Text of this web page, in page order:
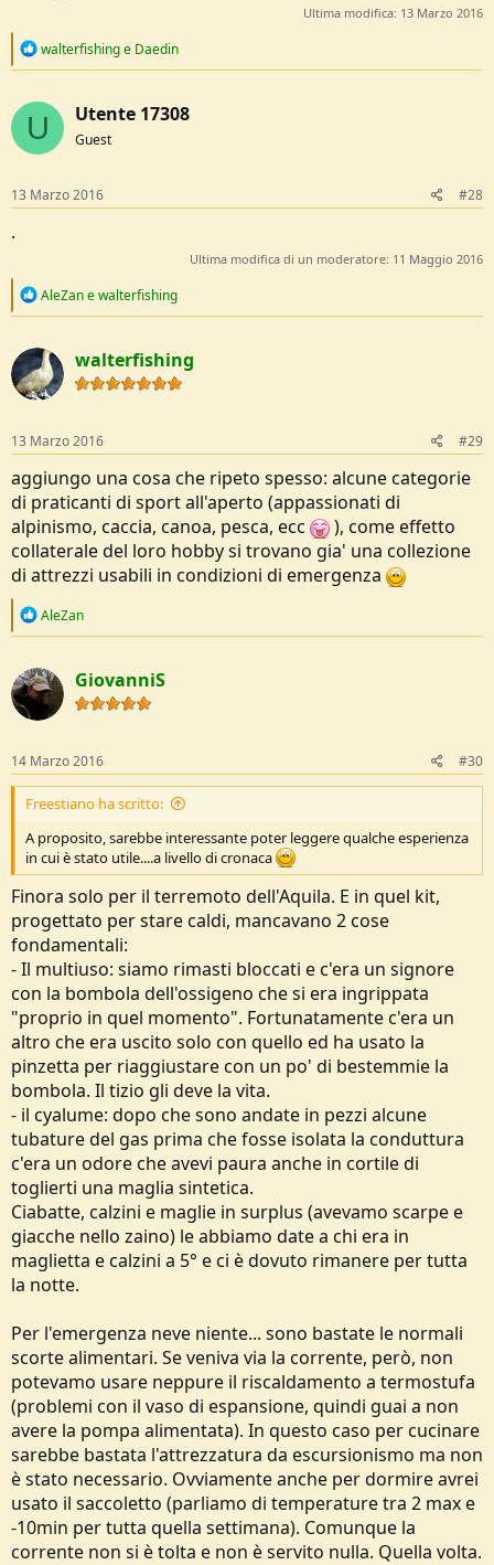
Ultima modifica: 13 Marzo 2016
R
c
i
o
s
:
walterfishinge Daedin
U Utente 17308
Guest
13 Marzo 2016 #28
.
Ultima modifica di un moderatore: 11 Maggio 2016
R
c
t
i
o
s
:
AleZanewalterfishing
walterfishing
13 Marzo 2016 #29
aggiungo una cosa che ripeto spesso: alcune categorie
di praticanti di sport all'aperto (appassionati di
alpinismo, caccia, canoa, pesca, ecc
), come effetto
collaterale del loro hobby si trovano gia' una collezione
di attrezzi usabili in condizioni di emergenza
R
c
t
i
o
s
:
AleZan
GiovanniS
14 Marzo 2016 #30
Freestiano ha scritto:
A proposito, sarebbe interessante poter leggere qualche esperienza
in cui è stato utile....a livello di cronaca
Finora solo per il terremoto dell'Aquila. E in quel kit,
progettato per stare caldi, mancavano 2 cose
fondamentali:
- Il multiuso: siamo rimasti bloccati e c'era un signore
con la bombola dell'ossigeno che si era ingrippata
"proprio in quel momento". Fortunatamente c'era un
altro che era uscito solo con quello ed ha usato la
pinzetta per riaggiustare con un po' di bestemmie la
bombola. Il tizio gli deve la vita.
- il cyalume: dopo che sono andate in pezzi alcune
tubature del gas prima che fosse isolata la conduttura
c'era un odore che avevi paura anche in cortile di
toglierti una maglia sintetica.
Ciabatte, calzini e maglie in surplus (avevamo scarpe e
giacche nello zaino) le abbiamo date a chi era in
maglietta e calzini a 5° e ci è dovuto rimanere per tutta
la notte.
Per l'emergenza neve niente... sono bastate le normali
scorte alimentari. Se veniva via la corrente, però, non
potevamo usare neppure il riscaldamento a termostufa
(problemi con il vaso di espansione, quindi guai a non
avere la pompa alimentata). In questo caso per cucinare
sarebbe bastata l'attrezzatura da escursionismo ma non
è stato necessario. Ovviamente anche per dormire avrei
usato il saccoletto (parliamo di temperature tra 2 max e
-10min per tutta quella settimana). Comunque la
corrente non si è tolta e non è servito nulla. Quella volta.